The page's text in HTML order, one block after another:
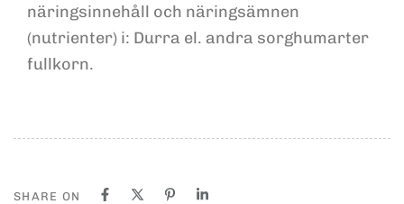
näringsinnehåll och näringsämnen
(nutrienter) i: Durra el. andra sorghumarter
fullkorn.
SHARE ON